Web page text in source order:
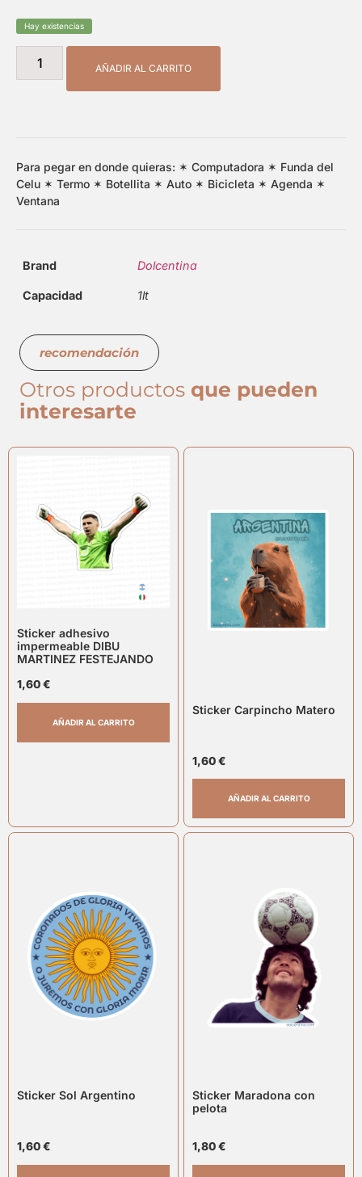
Hay existencias
AÑADIR AL CARRITO
Para pegar en donde quieras: ✶ Computadora ✶ Funda del
Celu ✶ Termo ✶ Botellita ✶ Auto ✶ Bicicleta ✶ Agenda ✶
Ventana
Brand Dolcentina
Capacidad 1lt
recomendación
Otros productos que pueden
interesarte
Sticker adhesivo
impermeable DIBU
MARTINEZ FESTEJANDO
1,60€
AÑADIR AL CARRITO
Sticker Carpincho Matero
1,60€
AÑADIR AL CARRITO
Sticker Sol Argentino
1,60€
Sticker Maradona con
pelota
1,80€